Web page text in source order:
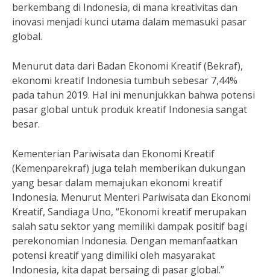
berkembang di Indonesia, di mana kreativitas dan
inovasi menjadi kunci utama dalam memasuki pasar
global.
Menurut data dari Badan Ekonomi Kreatif (Bekraf),
ekonomi kreatif Indonesia tumbuh sebesar 7,44%
pada tahun 2019. Hal ini menunjukkan bahwa potensi
pasar global untuk produk kreatif Indonesia sangat
besar.
Kementerian Pariwisata dan Ekonomi Kreatif
(Kemenparekraf) juga telah memberikan dukungan
yang besar dalam memajukan ekonomi kreatif
Indonesia. Menurut Menteri Pariwisata dan Ekonomi
Kreatif, Sandiaga Uno, “Ekonomi kreatif merupakan
salah satu sektor yang memiliki dampak positif bagi
perekonomian Indonesia. Dengan memanfaatkan
potensi kreatif yang dimiliki oleh masyarakat
Indonesia, kita dapat bersaing di pasar global.”